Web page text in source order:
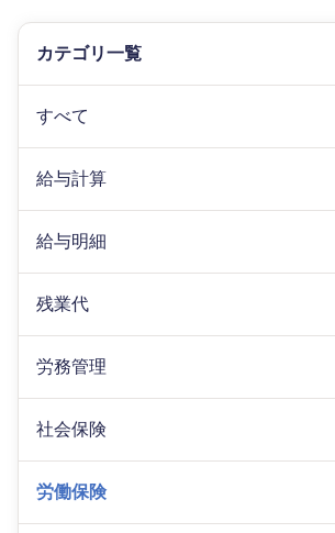
カテゴリ一覧
すべて
給与計算
給与明細
残業代
労務管理
社会保険
労働保険